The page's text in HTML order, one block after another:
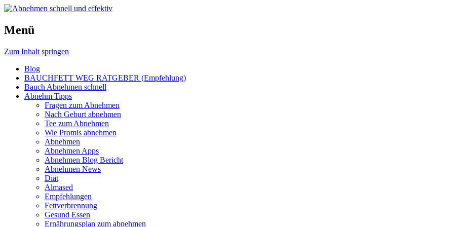
Abnehmen schnell und effektiv
Schnell und effektiv zum Traumgewicht mit den richtigen Abnehm Tipps.
Menü
Zum Inhalt springen
Blog
BAUCHFETT WEG RATGEBER (Empfehlung)
Bauch Abnehmen schnell
Abnehm Tipps
Fragen zum Abnehmen
Nach Geburt abnehmen
Tee zum Abnehmen
Wie Promis abnehmen
Abnehmen
Abnehmen Apps
Abnehmen Blog Bericht
Abnehmen News
Diät
Almased
Empfehlungen
Fettverbrennung
Gesund Essen
Ernährungsplan zum abnehmen